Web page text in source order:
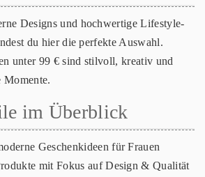
Designs und hochwertige Lifestyle-
du hier die perfekte Auswahl.
unter 99 € sind stilvoll, kreativ und
Momente.
im Überblick
Geschenkideen für Frauen
mit Fokus auf Design & Qualität